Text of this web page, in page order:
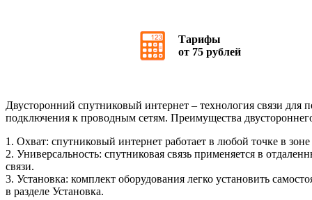
Тарифы
от 75 рублей
Двусторонний спутниковый интернет – технология связи для
подключения к проводным сетям. Преимущества
1. Охват: спутниковый интернет работает в любой точке в
2. Универсальность: спутниковая связь применяется в
связи.
3. Установка: комплект оборудования легко установить
в разделе Установка.